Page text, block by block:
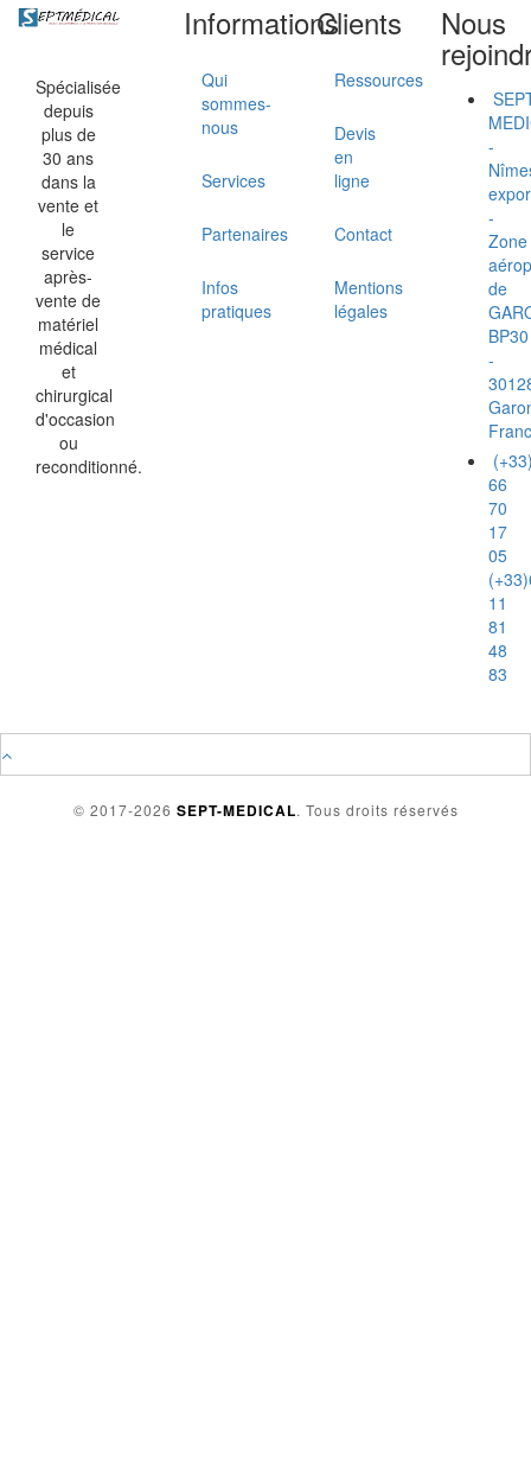
Spécialisée
depuis
plus de
30 ans
dans la
vente et
le
service
après-
vente de
matériel
médical
et
chirurgical
d'occasion
ou
reconditionné.
Informations
Qui
sommes-
nous
Services
Partenaires
Infos
pratiques
Clients
Ressources
Devis
en
ligne
Contact
Mentions
légales
Nous
-
-
Zone
de
BP30
-
66
70
17
05
11
81
48
83
© 2017-2026 SEPT-MEDICAL. Tous droits réservés